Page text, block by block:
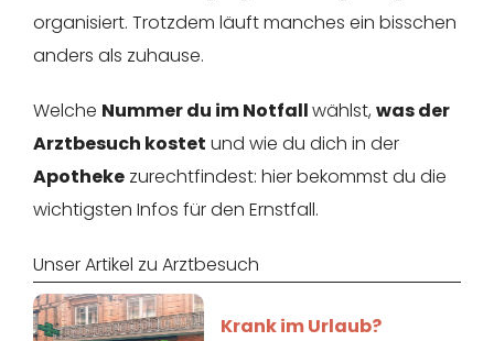
organisiert. Trotzdem läuft manches ein bisschen
anders als zuhause.
Welche Nummer du im Notfallwählst, was der
Arztbesuch kostet und wie du dich in der
Apotheke zurechtfindest: hier bekommst du die
wichtigsten Infos für den Ernstfall.
Unser Artikel zu Arztbesuch
Krank im Urlaub?